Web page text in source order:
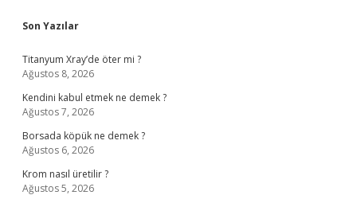
Sidebar
Son Yazılar
Titanyum Xray’de öter mi ?
Ağustos 8, 2026
Kendini kabul etmek ne demek ?
Ağustos 7, 2026
Borsada köpük ne demek ?
Ağustos 6, 2026
Krom nasıl üretilir ?
Ağustos 5, 2026